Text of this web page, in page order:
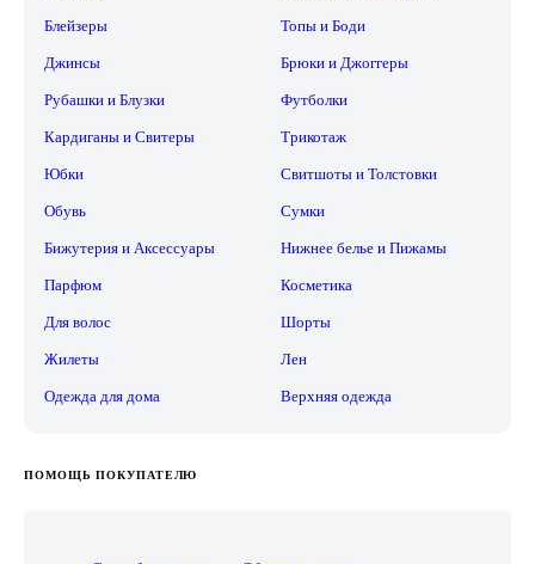
Блейзеры Топы и Боди
Джинсы Брюки и Джоггеры
Рубашки и Блузки Футболки
Кардиганы и Свитеры Трикотаж
Юбки Свитшоты и Толстовки
Обувь Сумки
Бижутерия и Аксессуары Нижнее белье и Пижамы
Парфюм Косметика
Для волос Шорты
Жилеты Лен
Одежда для дома Верхняя одежда
ПОМОЩЬ ПОКУПАТЕЛЮ